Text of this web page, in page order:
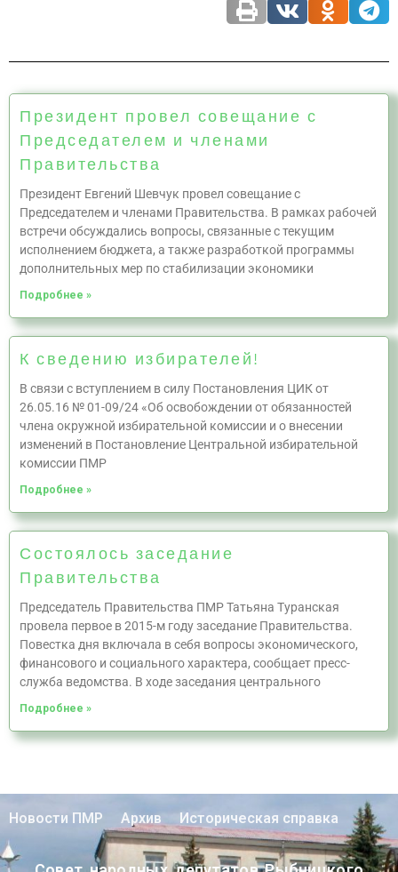
Президент провел совещание с
Председателем и членами
Правительства
Президент Евгений Шевчук провел совещание с
Председателем и членами Правительства. В рамках рабочей
встречи обсуждались вопросы, связанные с текущим
исполнением бюджета, а также разработкой программы
дополнительных мер по стабилизации экономики
Подробнее »
К сведению избирателей!
В связи с вступлением в силу Постановления ЦИК от
26.05.16 № 01-09/24 «Об освобождении от обязанностей
члена окружной избирательной комиссии и о внесении
изменений в Постановление Центральной избирательной
комиссии ПМР
Подробнее »
Состоялось заседание
Правительства
Председатель Правительства ПМР Татьяна Туранская
провела первое в 2015-м году заседание Правительства.
Повестка дня включала в себя вопросы экономического,
финансового и социального характера, сообщает пресс-
служба ведомства. В ходе заседания центрального
Подробнее »
Новости ПМР Архив Историческая справка